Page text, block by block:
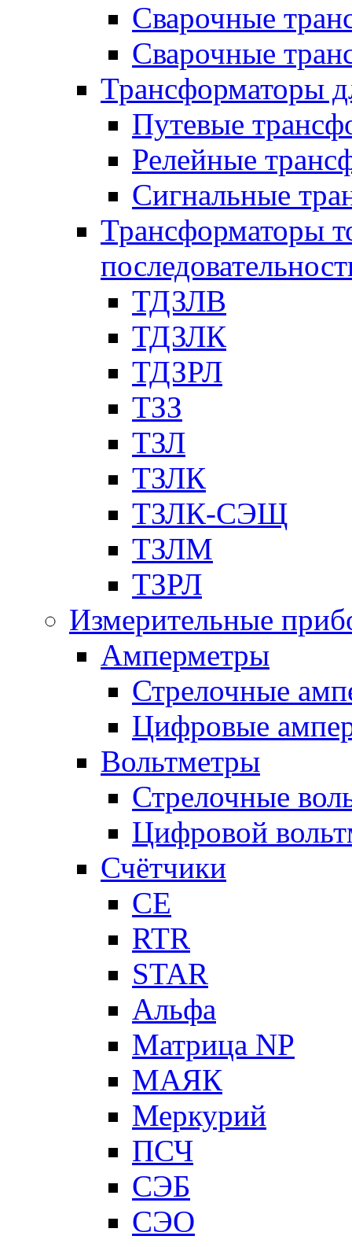
Сварочные
Сварочные
Трансформаторы
Путевые
Релейные
Сигнальные
Трансформаторы
ТДЗЛВ
ТДЗЛК
ТДЗРЛ
ТЗЗ
ТЗЛ
ТЗЛК
ТЗЛК-СЭЩ
ТЗЛМ
ТЗРЛ
Измерительные
Амперметры
Стрелочные
Цифровые
Вольтметры
Стрелочные
Цифровой
Счётчики
CE
RTR
STAR
Альфа
Матрица NP
МАЯК
Меркурий
ПСЧ
СЭБ
СЭО